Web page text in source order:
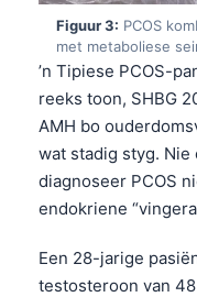
Figuur 3: PCOS
met metaboliese
’n Tipiese PCOS-
reeks toon, SHBG
AMH bo
wat stadig styg.
diagnoseer PCOS
endokriene
Een 28-jarige
testosteroon van